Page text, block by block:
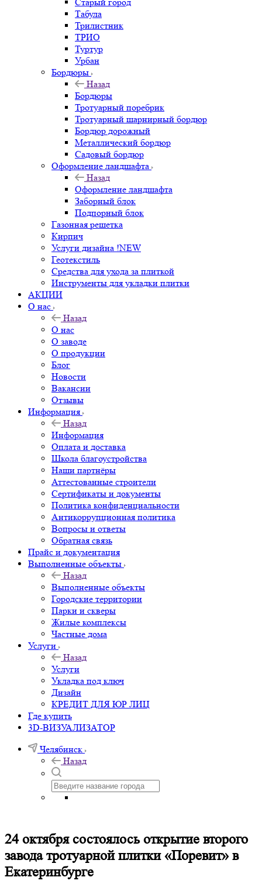
Табула
Трилистник
ТРИО
Туртур
Урбан
Бордюры
Назад
Бордюры
Тротуарный поребрик
Тротуарный шарнирный бордюр
Бордюр дорожный
Металлический бордюр
Садовый бордюр
Оформление ландшафта
Назад
Оформление ландшафта
Заборный блок
Подпорный блок
Газонная решетка
Кирпич
Услуги дизайна !NEW
Геотекстиль
Средства для ухода за плиткой
Инструменты для укладки плитки
АКЦИИ
О нас
Назад
О нас
О заводе
О продукции
Блог
Новости
Вакансии
Отзывы
Информация
Назад
Информация
Оплата и доставка
Школа благоустройства
Наши партнёры
Аттестованные строители
Сертификаты и документы
Политика конфиденциальности
Антикоррупционная политика
Вопросы и ответы
Обратная связь
Прайс и документация
Выполненные объекты
Назад
Выполненные объекты
Городские территории
Парки и скверы
Жилые комплексы
Частные дома
Услуги
Назад
Услуги
Укладка под ключ
Дизайн
КРЕДИТ ДЛЯ ЮР ЛИЦ
Где купить
3D-ВИЗУАЛИЗАТОР
Челябинск
Назад
24 октября состоялось открытие второго
завода тротуарной плитки «Поревит» в
Екатеринбурге